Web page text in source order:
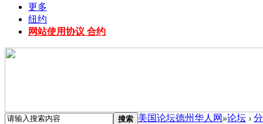
更多
纽约
网站使用协议 合约
搜索 美国论坛德州华人网 »论坛 ›